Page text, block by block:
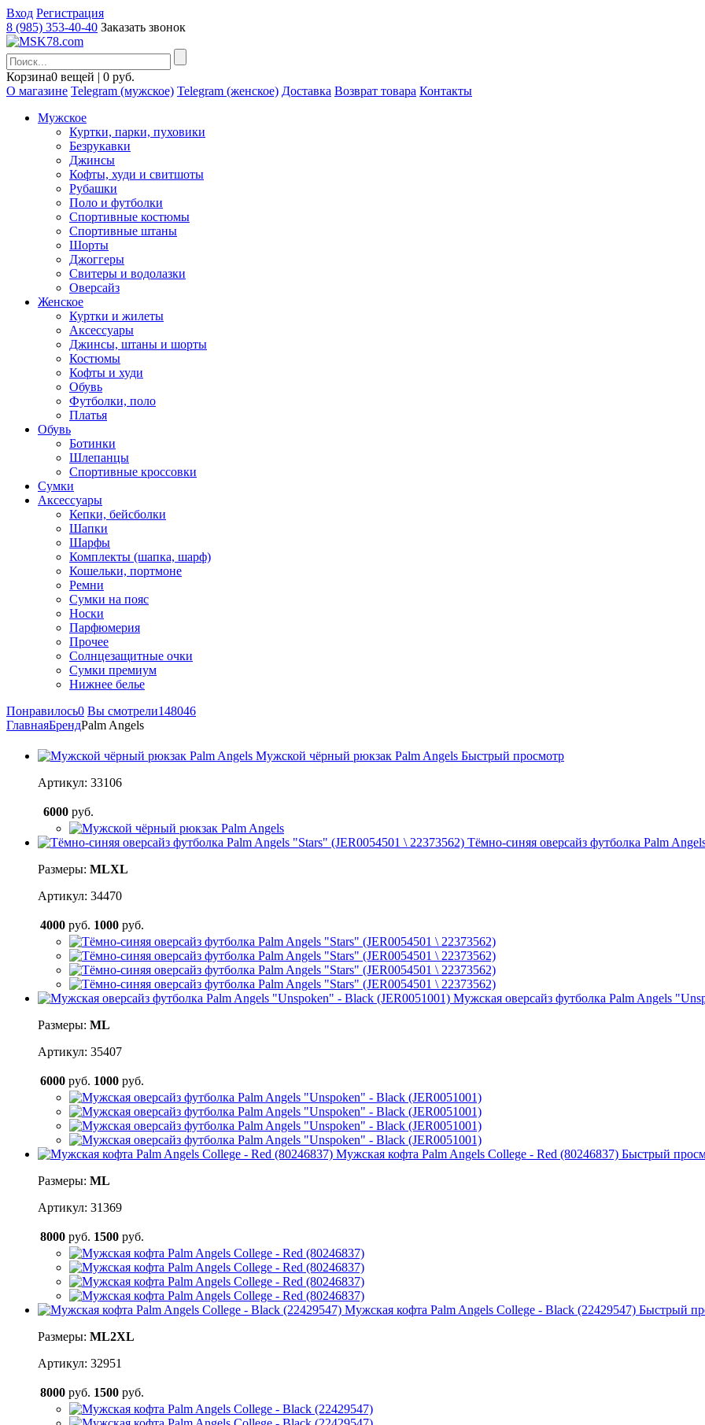
Вход Регистрация
8 (985) 353-40-40 Заказать звонок
Корзина0 вещей | 0 руб.
О магазине Telegram (мужское) Telegram (женское) Доставка Возврат товара Контакты
Мужское
Куртки, парки, пуховики
Безрукавки
Джинсы
Кофты, худи и свитшоты
Рубашки
Поло и футболки
Спортивные костюмы
Спортивные штаны
Шорты
Джоггеры
Свитеры и водолазки
Оверсайз
Женское
Куртки и жилеты
Аксессуары
Джинсы, штаны и шорты
Костюмы
Кофты и худи
Обувь
Футболки, поло
Платья
Обувь
Ботинки
Шлепанцы
Спортивные кроссовки
Сумки
Аксессуары
Кепки, бейсболки
Шапки
Шарфы
Комплекты (шапка, шарф)
Кошельки, портмоне
Ремни
Сумки на пояс
Носки
Парфюмерия
Прочее
Солнцезащитные очки
Сумки премиум
Нижнее белье
Понравилось0 Вы смотрели148046
ГлавнаяБрендPalm Angels
Мужской чёрный рюкзак Palm Angels Быстрый просмотр
Артикул: 33106
6000 руб.
Тёмно-синяя оверсайз футболка Palm
Размеры: MLXL
Артикул: 34470
4000 руб. 1000 руб.
Мужская оверсайз футболка Palm Angels
Размеры: ML
Артикул: 35407
6000 руб. 1000 руб.
Мужская кофта Palm Angels College - Red (80246837) Быстрый
Размеры: ML
Артикул: 31369
8000 руб. 1500 руб.
Мужская кофта Palm Angels College - Black (22429547) Быстрый
Размеры: ML2XL
Артикул: 32951
8000 руб. 1500 руб.